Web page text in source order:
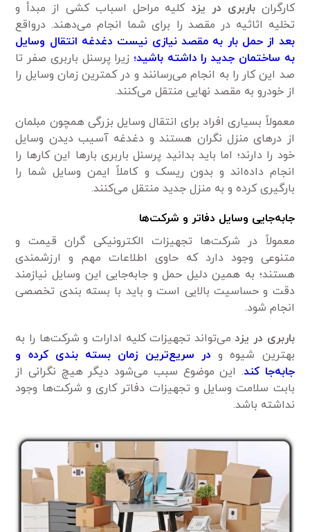
کارگرانباربری در یزد کلیه مراحل اسباب کشی از مبدأ و
تخلیه اثاثیه در مقصد را برای شما انجام می‌دهند. درواقع
بعد از حمل بار به مقصد نیازی نیست دغدغه انتقال وسایل
به ساختمان جدید را داشته باشید؛ زیرا پرسنل باربری صفر تا
صد این کار را به انجام می‌رسانند و در کمترین زمان وسایل را
از خودرو‌ به مقصد نهایی منتقل می‌کنند.
معمولاً بسیاری افراد برای انتقال وسایل بزرگی همچون مبلمان
از در‌های منزل نگران هستند و دغدغه آسیب دیدن وسایل
خود را دارند؛ اما باید بدانید پرسنل باربری بار‌ها این کار‌ها را
انجام داده‌اند و بدون ریسک و کاملاً ایمن وسایل شما را
بارگیری کرده و به منزل جدید منتقل می‌کنند.
جابه‌جایی وسایل دفاتر و شرکت‌ها
معمولاً در شرکت‌ها تجهیزات الکترونیکی گران قیمت و
متنوعی وجود دارد که حاوی اطلاعات مهم و ارزشمندی
هستند؛ به همین دلیل حمل و جابه‌جایی این وسایل نیازمند
دقت و حساسیت بالایی است و باید با بسته بندی تخصصی
انجام شود.
باربری در یزد می‌تواند تجهیزات کلیه ادارات و شرکت‌ها را به
بهترین شیوه و در سریع‌ترین زمان بسته بندی کرده و
جابه‌جا کند. این موضوع سبب می‌شود دیگر هیچ نگرانی از
بابت سلامت وسایل و تجهیزات دفاتر کاری و شرکت‌ها وجود
نداشته باشد.